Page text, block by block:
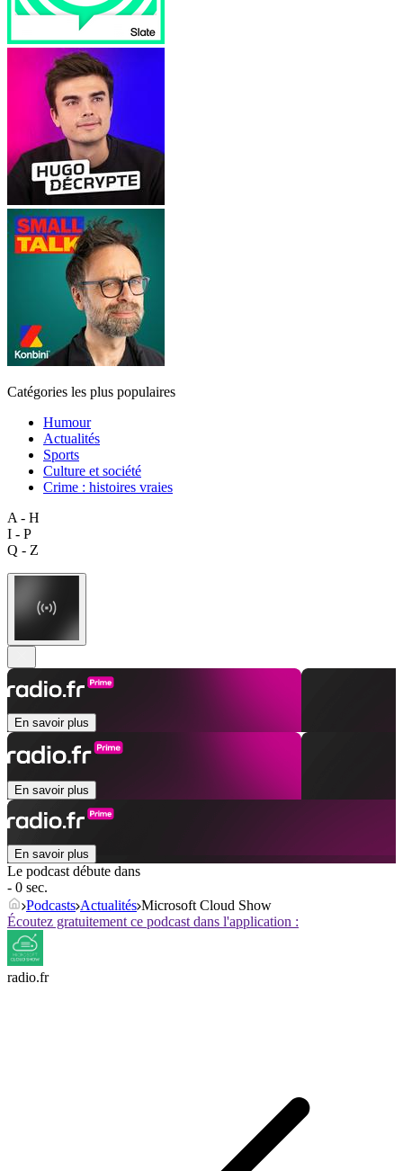
Catégories les plus populaires
Humour
Actualités
Sports
Culture et société
Crime : histoires vraies
A - H
I - P
Q - Z
En savoir plus
En savoir plus
En savoir plus
Le podcast débute dans
- 0 sec.
Podcasts Actualités Microsoft Cloud Show
Écoutez gratuitement ce podcast dans l'application :
radio.fr